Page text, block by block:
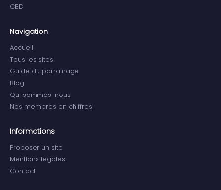
CBD
Navigation
Accueil
Tous les sites
Guide du parrainage
Blog
Qui sommes-nous
Nos membres en chiffres
Informations
Proposer un site
Mentions legales
Contact